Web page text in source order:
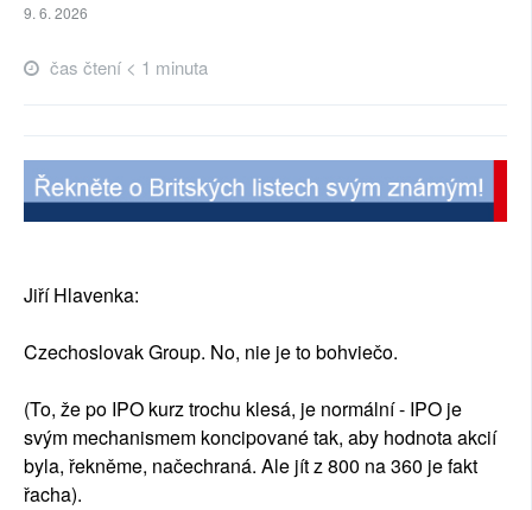
9. 6. 2026
čas čtení < 1 minuta
Jiří Hlavenka:
Czechoslovak Group. No, nie je to bohviečo.
(To, že po IPO kurz trochu klesá, je normální - IPO je
svým mechanismem koncipované tak, aby hodnota akcií
byla, řekněme, načechraná. Ale jít z 800 na 360 je fakt
řacha).